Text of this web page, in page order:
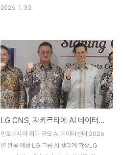
아르씨 AI는 28일(현지시간) 자사 홈페이지
를 통해 고성능 LLM ‘트리니티(Trinity)’를
개발자 및 학계에 공개한다고 발표했다. 트리
니티는 메타의 ‘라마(Llama)’ 시리즈와 경쟁
할 수 있는 수준의 추론 능력과 언어 이해력
을 갖췄으면서도, 누구나 수정하고 배포할 수
있는 아파치 2.0 라이선스를 적용했다. 이번
발표는 막대한 자본력을 앞세운 구글, 오픈AI
등 빅테크 중심의 ..
2026. 1. 30.
LG CNS, 자카르타에 AI 데이터센터 구축... 동남아시아 AI 생태계 진출
인도네시아 최대 규모 AI 데이터센터·2026
년 완공 예정·LG 그룹 AI 생태계 확장LG